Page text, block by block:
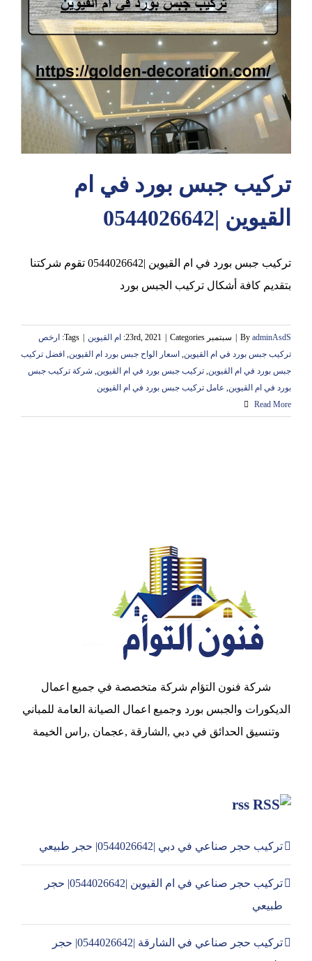
عجمان
تركيب جبس بورد في ام
القيوين |0544026642
تركيب جبس بورد في ام القيوين |0544026642 تقوم شركتنا
بتقديم كافة أشكال تركيب الجبس بورد
By adminAsdS سبتمبر 23rd, 2021 Categories: ام القيوين Tags:
ارخص
تركيب جبس بورد في ام القيوين, اسعار الواح جبس بورد ام القيوين, افضل تركيب
جبس بورد في ام القيوين, تركيب جبس بورد في ام القيوين, شركة تركيب جبس
بورد في ام القيوين, عامل تركيب جبس بورد في ام القيوين
Read More
شركة فنون التؤام شركة متخصصة في جميع اعمال
الديكورات والجبس بورد وجميع اعمال الصيانة العامة للمباني
وتنسيق الحدائق في دبي ,الشارقة ,عجمان ,راس الخيمة
rss
تركيب حجر صناعي في دبي |0544026642| حجر طبيعي
تركيب حجر صناعي في ام القيوين |0544026642| حجر
طبيعي
تركيب حجر صناعي في الشارقة |0544026642| حجر